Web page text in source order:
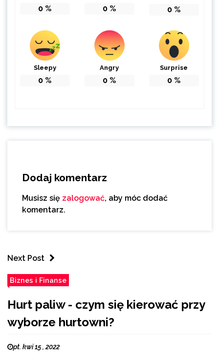
0 % 0 % 0 %
Sleepy
0 %
Angry
0 %
Surprise
0 %
Dodaj komentarz
Musisz się zalogować, aby móc dodać
komentarz.
Next Post
Biznes i Finanse
Hurt paliw - czym się kierować przy
wyborze hurtowni?
pt. kwi 15 , 2022